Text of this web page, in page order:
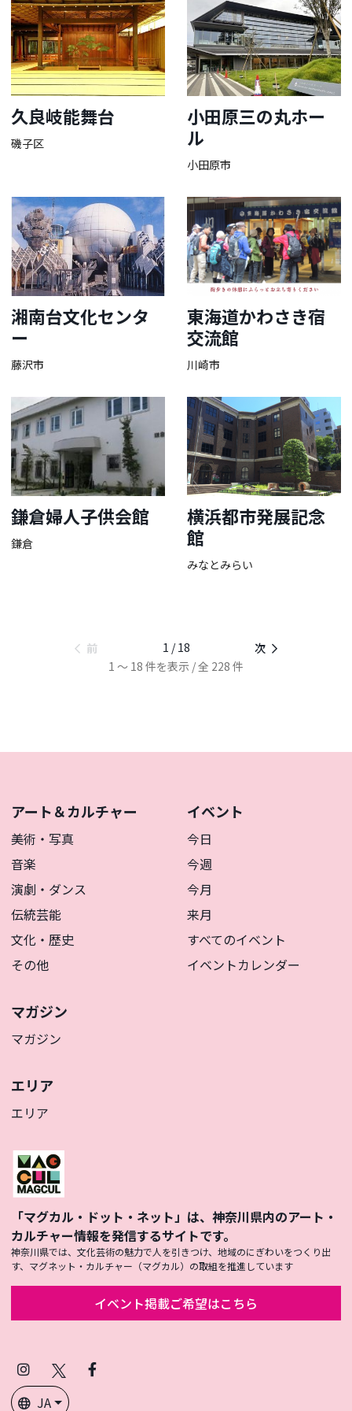
久良岐能舞台
磯子区
小田原三の丸ホー
ル
小田原市
湘南台文化センタ
ー
藤沢市
東海道かわさき宿
交流館
川崎市
鎌倉婦人子供会館
鎌倉
横浜都市発展記念
館
みなとみらい
前 1 / 18
次
1 ～ 18 件を表示 / 全 228 件
アート＆カルチャー
美術・写真
音楽
演劇・ダンス
伝統芸能
文化・歴史
その他
イベント
今日
今週
今月
来月
すべてのイベント
イベントカレンダー
マガジン
マガジン
エリア
エリア
「マグカル・ドット・ネット」は、神奈川県内のアート・
カルチャー情報を発信するサイトです。
神奈川県では、文化芸術の魅力で人を引きつけ、地域のにぎわいをつくり出
す、マグネット・カルチャー（マグカル）の取組を推進しています
イベント掲載ご希望はこちら
Instagram
(Twitter)
Facebook
JA